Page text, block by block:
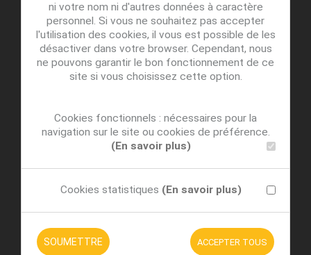
ni votre nom ni d'autres données à caractère
personnel. Si vous ne souhaitez pas accepter
l'utilisation des cookies, il vous est possible de les
désactiver dans votre browser. Cependant, nous
ne pouvons garantir le bon fonctionnement de ce
site si vous choisissez cette option.
Cookies fonctionnels : nécessaires pour la
navigation sur le site ou cookies de préférence.
(En savoir plus)
Cookies statistiques (En savoir plus)
SOUMETTRE ACCEPTER TOUS